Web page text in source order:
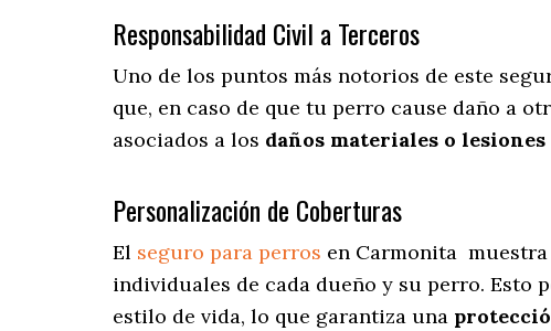
Responsabilidad Civil a Terceros
Uno de los puntos más notorios de este
que, en caso de que tu perro cause daño a
asociados a los daños materiales o
Personalización de Coberturas
El seguro para perros en Carmonita muestra
individuales de cada dueño y su perro. Esto
estilo de vida, lo que garantiza una